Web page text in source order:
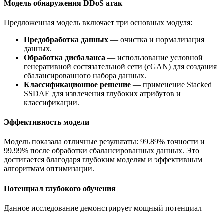
Модель обнаружения DDoS атак
Предложенная модель включает три основных модуля:
Предобработка данных — очистка и нормализация
данных.
Обработка дисбаланса — использование условной
генеративной состязательной сети (cGAN) для создания
сбалансированного набора данных.
Классификационное решение — применение Stacked
SSDAE для извлечения глубоких атрибутов и
классификации.
Эффективность модели
Модель показала отличные результаты: 99.89% точности и
99.99% после обработки сбалансированных данных. Это
достигается благодаря глубоким моделям и эффективным
алгоритмам оптимизации.
Потенциал глубокого обучения
Данное исследование демонстрирует мощный потенциал